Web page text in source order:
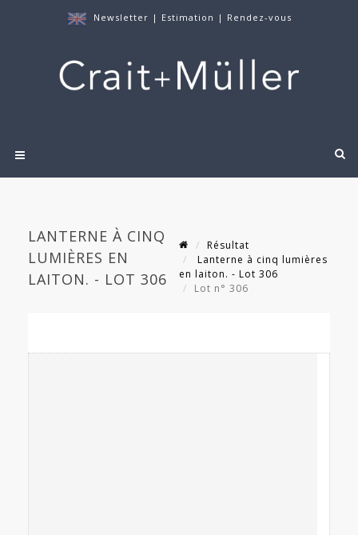
Newsletter | Estimation | Rendez-vous
LANTERNE À CINQ
LUMIÈRES EN
LAITON. - LOT 306
Résultat
Lanterne à cinq lumières
en laiton. - Lot 306
Lot n° 306